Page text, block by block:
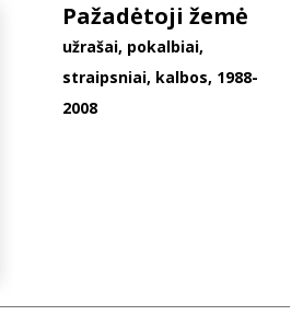
Pažadėtoji žemė
užrašai, pokalbiai,
straipsniai, kalbos, 1988-
2008